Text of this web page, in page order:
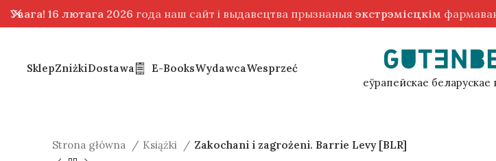
SklepZniżkiDostawa E-BooksWydawcaWesprzeć
еўрапейскае
Strona główna Książki Zakochani i zagrożeni. Barrie Levy [BLR]
Увага! 16 лютага 2026 года наш сайт і выдавецтва прызнаныя экстрэмісцкім